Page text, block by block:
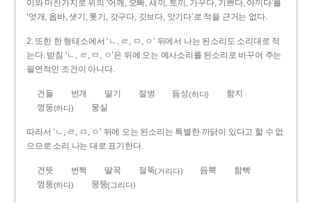
이와 마찬가지로 위의 ‘어깨, 오빠, 새끼, 토끼, 가꾸다, 기쁘다, 아끼다’를
‘엇개, 옵바, 샛기, 톳기, 갓구다, 깃브다, 앗기다’로 적을 근거는 없다.
2. 또한 한 형태소에서 ‘ㄴ, ㄹ, ㅁ, ㅇ’ 뒤에서 나는 된소리도 소리대로 적
는다. 받침 ‘ㄴ, ㄹ, ㅁ, ㅇ’은 뒤에 오는 예사소리를 된소리로 바꾸어 주는
필연적인 조건이 아니다.
건들 번개 딸기 절벙 듬성(하다)
함지
껑둥(하다) 뭉실
따라서 ‘ㄴ, ㄹ, ㅁ, ㅇ’ 뒤에 오는 된소리는 특별한 까닭이 있다고 할 수 없
으므로 소리 나는 대로 표기한다.
건뜻 번쩍 딸꾹 절뚝(거리다) 듬뿍
함빡
껑뚱(하다) 뭉뚱(그리다)